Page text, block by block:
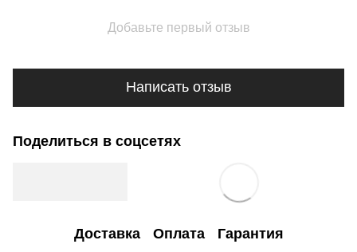
Добавьте первый отзыв
Написать отзыв
Поделиться в соцсетях
Доставка Оплата Гарантия